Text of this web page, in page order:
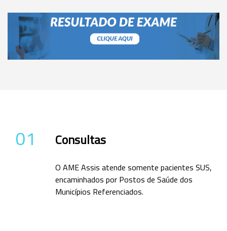
01 Consultas
O AME Assis atende somente pacientes SUS,
encaminhados por Postos de Saúde dos
Municípios Referenciados.